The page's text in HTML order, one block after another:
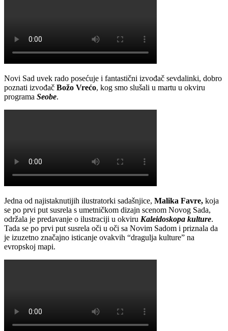
Novi Sad uvek rado posećuje i fantastični izvođač sevdalinki, dobro
poznati izvođač Božo Vrećo, kog smo slušali u martu u okviru
programa Seobe.
Jedna od najistaknutijih ilustratorki sadašnjice, Malika Favre, koja
se po prvi put susrela s umetničkom dizajn scenom Novog Sada,
održala je predavanje o ilustraciji u okviru Kaleidoskopa kulture.
Tada se po prvi put susrela oči u oči sa Novim Sadom i priznala da
je izuzetno značajno isticanje ovakvih “dragulja kulture” na
evropskoj mapi.